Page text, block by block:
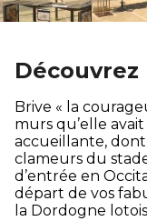
Découvrez
Brive « la
murs qu’elle
accueillante,
clameurs du
d’entrée en
départ de vos
la Dordogne